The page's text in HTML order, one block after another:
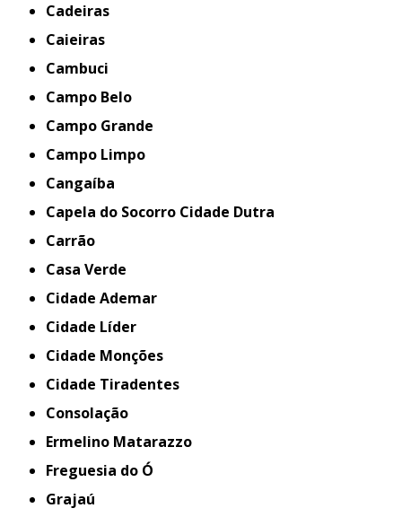
Cadeiras
Caieiras
Cambuci
Campo Belo
Campo Grande
Campo Limpo
Cangaíba
Capela do Socorro Cidade Dutra
Carrão
Casa Verde
Cidade Ademar
Cidade Líder
Cidade Monções
Cidade Tiradentes
Consolação
Ermelino Matarazzo
Freguesia do Ó
Grajaú